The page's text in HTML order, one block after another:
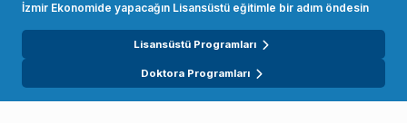
İzmir Ekonomide yapacağın Lisansüstü eğitimle bir adım öndesin
Lisansüstü Programları
Doktora Programları